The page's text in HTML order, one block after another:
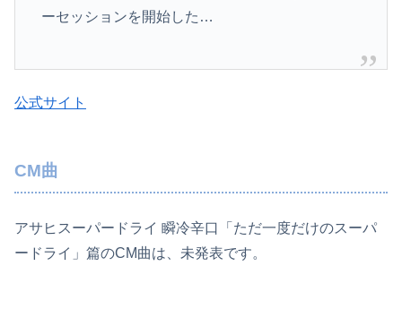
ーセッションを開始した…
公式サイト
CM曲
アサヒスーパードライ 瞬冷辛口「ただ一度だけのスーパ
ードライ」篇のCM曲は、未発表です。